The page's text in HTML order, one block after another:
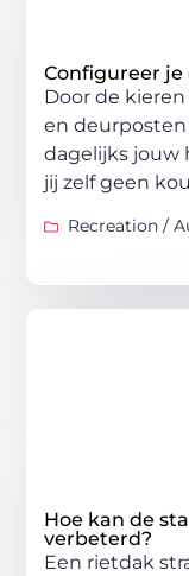
Configureer
Door de
en
dagelijks jouw
jij zelf geen
Recreation /
Hoe kan de
verbeterd?
Een rietdak